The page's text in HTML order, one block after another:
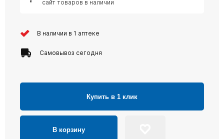
сайт товаров в наличии
В наличии в 1 аптеке
Самовывоз сегодня
Купить в 1 клик
В корзину